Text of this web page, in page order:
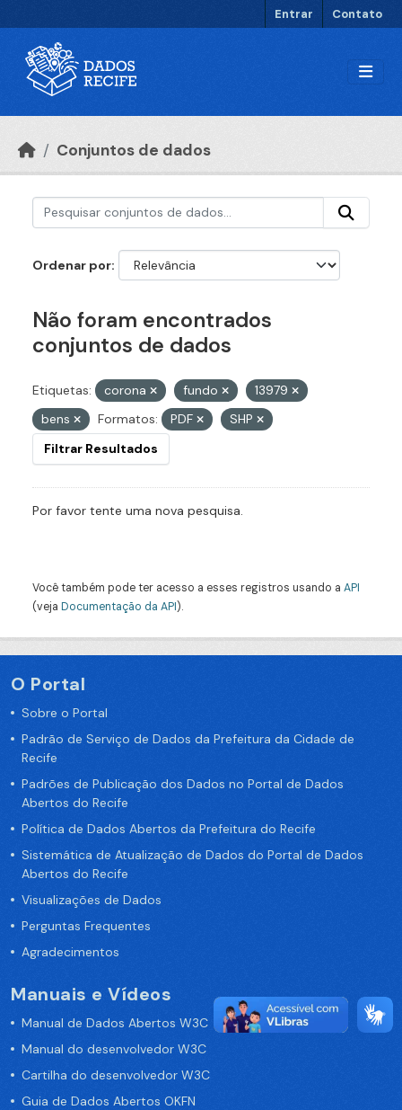
Entrar Contato
Conjuntos de dados
Ordenar por
Não foram encontrados
conjuntos de dados
Etiquetas: corona fundo
13979
bens
Formatos: PDF
SHP
Filtrar Resultados
Por favor tente uma nova pesquisa.
Você também pode ter acesso a esses registros usando a API
(veja Documentação da API).
O Portal
Sobre o Portal
Padrão de Serviço de Dados da Prefeitura da Cidade de
Recife
Padrões de Publicação dos Dados no Portal de Dados
Abertos do Recife
Política de Dados Abertos da Prefeitura do Recife
Sistemática de Atualização de Dados do Portal de Dados
Abertos do Recife
Visualizações de Dados
Perguntas Frequentes
Agradecimentos
Manuais e Vídeos
Manual de Dados Abertos W3C
Manual do desenvolvedor W3C
Cartilha do desenvolvedor W3C
Guia de Dados Abertos OKFN